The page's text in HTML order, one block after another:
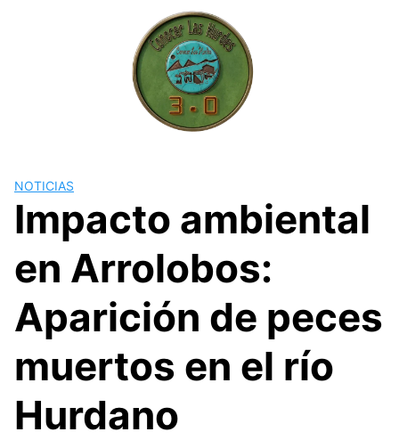
NOTICIAS
Impacto ambiental
en Arrolobos:
Aparición de peces
muertos en el río
Hurdano